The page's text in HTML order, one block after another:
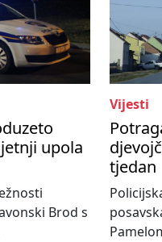
upola
Brod s
Vijesti
tjedan